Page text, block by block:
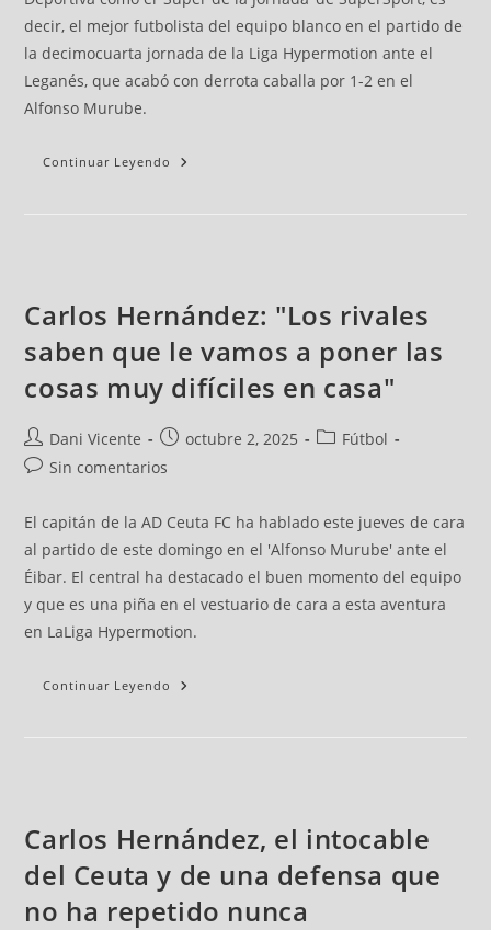
decir, el mejor futbolista del equipo blanco en el partido de
la decimocuarta jornada de la Liga Hypermotion ante el
Leganés, que acabó con derrota caballa por 1-2 en el
Alfonso Murube.
Continuar Leyendo
Carlos Hernández: "Los rivales
saben que le vamos a poner las
cosas muy difíciles en casa"
Dani Vicente octubre 2, 2025
Fútbol
Sin comentarios
El capitán de la AD Ceuta FC ha hablado este jueves de cara
al partido de este domingo en el 'Alfonso Murube' ante el
Éibar. El central ha destacado el buen momento del equipo
y que es una piña en el vestuario de cara a esta aventura
en LaLiga Hypermotion.
Continuar Leyendo
Carlos Hernández, el intocable
del Ceuta y de una defensa que
no ha repetido nunca